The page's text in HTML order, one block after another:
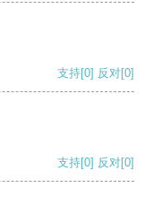
支持[0] 反对[0]
支持[0] 反对[0]